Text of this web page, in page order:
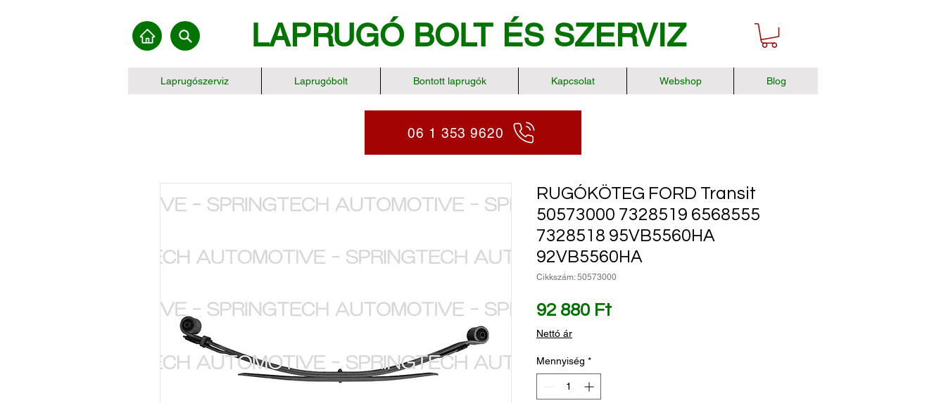
LAPRUGÓ BOLT ÉS SZERVIZ
Laprugószerviz Laprugóbolt Bontott laprugók Kapcsolat Webshop Blog
06 1 353 9620
RUGÓKÖTEG FORD Transit
50573000 7328519 6568555
7328518 95VB5560HA
92VB5560HA
Cikkszám: 50573000
92 880 FtÁr
Nettó ár
Mennyiség *